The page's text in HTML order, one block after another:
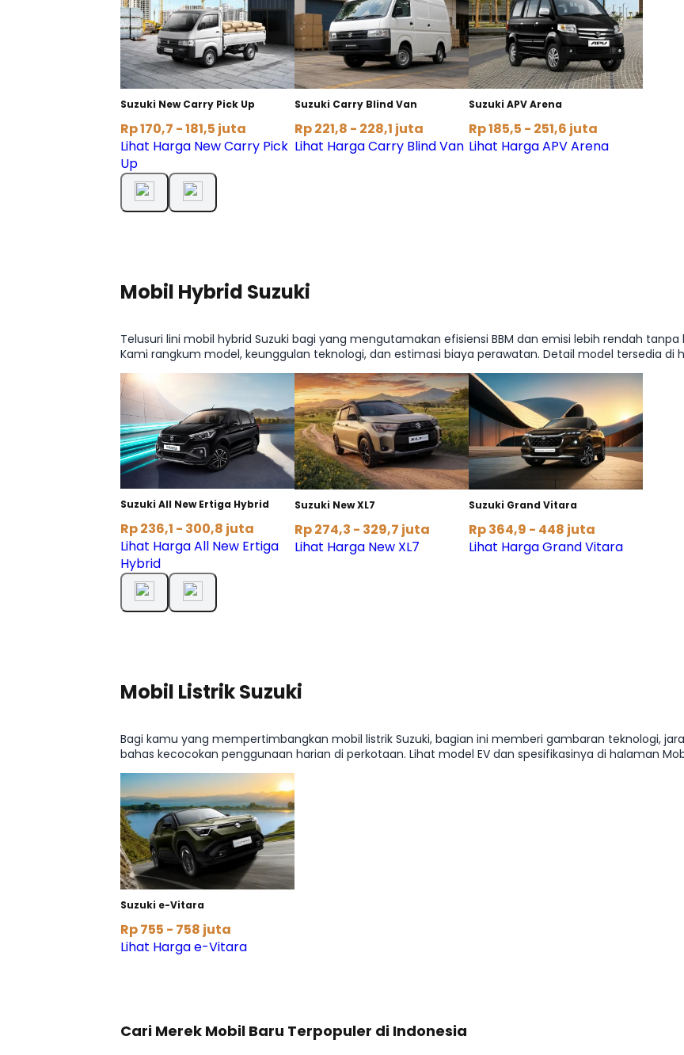
Suzuki New Carry Pick Up
Rp 170,7 - 181,5 juta
Lihat Harga New Carry Pick
Up
Suzuki Carry Blind Van
Rp 221,8 - 228,1 juta
Lihat Harga Carry Blind Van
Suzuki APV Arena
Rp 185,5 - 251,6 juta
Lihat Harga APV Arena
Mobil Hybrid Suzuki
Telusuri lini mobil hybrid Suzuki bagi yang mengutamakan efisiensi BBM dan emisi lebih rendah
Kami rangkum model, keunggulan teknologi, dan estimasi biaya perawatan. Detail model tersedia di
Suzuki All New Ertiga Hybrid
Rp 236,1 - 300,8 juta
Lihat Harga All New Ertiga
Hybrid
Suzuki New XL7
Rp 274,3 - 329,7 juta
Lihat Harga New XL7
Suzuki Grand Vitara
Rp 364,9 - 448 juta
Lihat Harga Grand Vitara
Mobil Listrik Suzuki
Bagi kamu yang mempertimbangkan mobil listrik Suzuki, bagian ini memberi gambaran teknologi,
bahas kecocokan penggunaan harian di perkotaan. Lihat model EV dan spesifikasinya di halaman
Suzuki e-Vitara
Rp 755 - 758 juta
Lihat Harga e-Vitara
Cari Merek Mobil Baru Terpopuler di Indonesia